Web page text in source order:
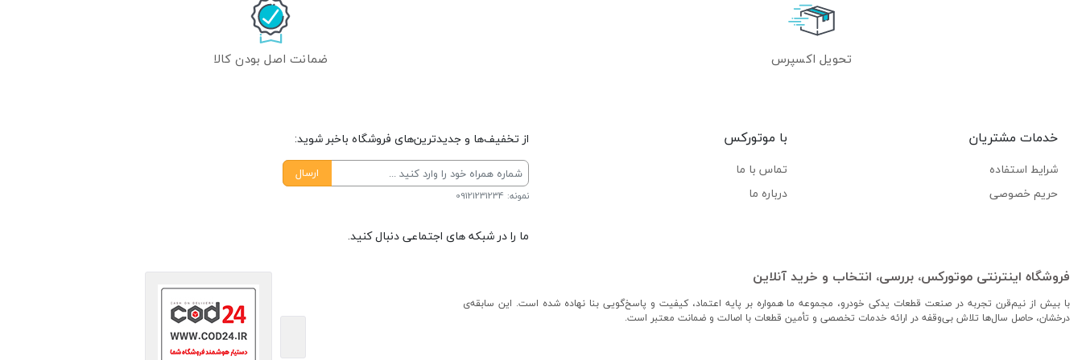
تحویل اکسپرس ضمانت اصل بودن کالا
خدمات مشتریان
شرایط استفاده
حریم خصوصی
با موتورکس
تماس با ما
درباره ما
از تخفیف‌ها و جدیدترین‌های فروشگاه باخبر شوید:
ارسال
نمونه: 09121231234
ما را در شبکه های اجتماعی دنبال کنید.
فروشگاه اینترنتی موتورکس، بررسی، انتخاب و خرید آنلاین
با بیش از نیم‌قرن تجربه در صنعت قطعات یدکی خودرو، مجموعه ما همواره بر پایه اعتماد، کیفیت و پاسخ‌گویی بنا نهاده شده است. این سابقه‌ی
درخشان، حاصل سال‌ها تلاش بی‌وقفه در ارائه خدمات تخصصی و تأمین قطعات با اصالت و ضمانت معتبر است.